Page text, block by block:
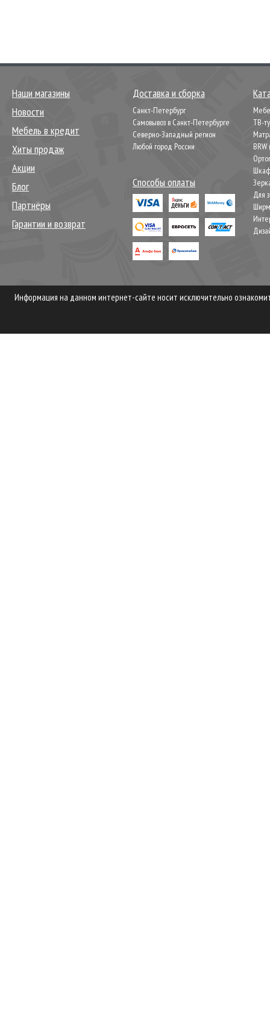
Наши магазины
Новости
Мебель в кредит
Хиты продаж
Акции
Блог
Партнёры
Гарантии и возврат
Доставка и сборка
Санкт-Петербург
Самовывоз в Санкт-Петербурге
Северно-Западный регион
Любой город России
Способы оплаты
ТВ-
Для
Информация на данном интернет-сайте носит исключительно